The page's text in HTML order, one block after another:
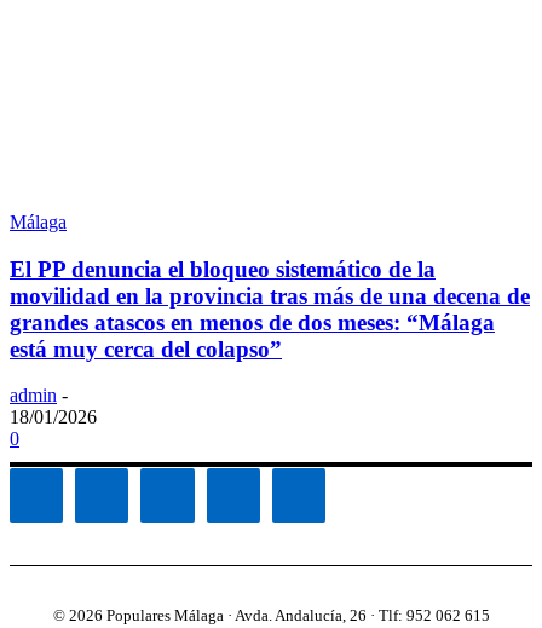
Málaga
El PP denuncia el bloqueo sistemático de la
movilidad en la provincia tras más de una decena de
grandes atascos en menos de dos meses: “Málaga
está muy cerca del colapso”
admin -
18/01/2026
0
© 2026 Populares Málaga · Avda. Andalucía, 26 · Tlf: 952 062 615